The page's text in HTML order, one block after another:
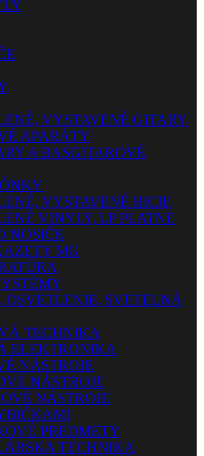
VYSTAVENÉ GITARY
APARÁTY
A BASGITAROVÉ
VYSTAVENÉ BICIE
VINYLY, LP PLATNE
NOSIČE
MG
OSVETLENIE, SVETELNÁ
TECHNIKA
ELEKTRONIKA
NÁSTROJE
NÁSTROJE
NÁSTROJE
PREDMETY
TECHNIKA